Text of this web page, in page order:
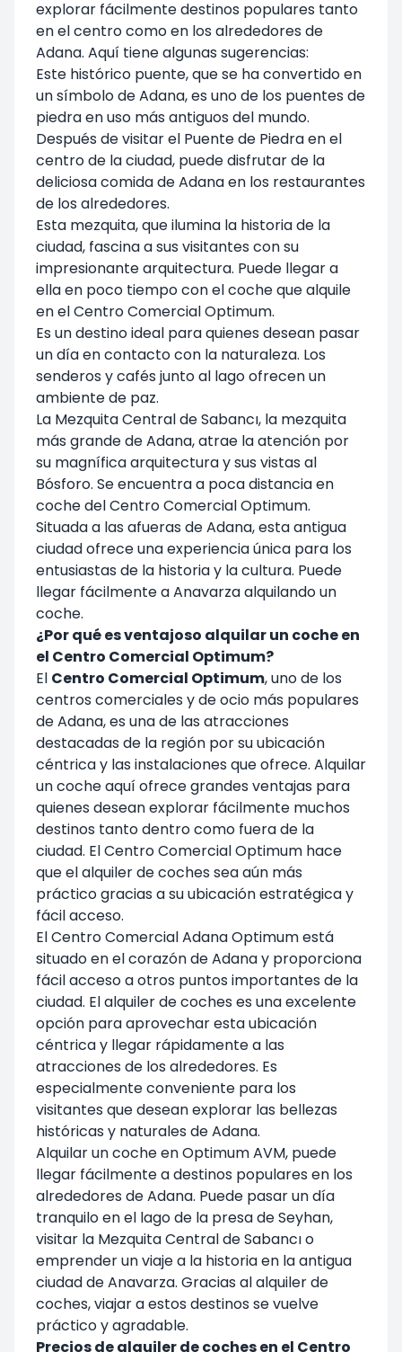
explorar fácilmente destinos populares tanto
en el centro como en los alrededores de
Adana. Aquí tiene algunas sugerencias:
Este histórico puente, que se ha convertido en
un símbolo de Adana, es uno de los puentes de
piedra en uso más antiguos del mundo.
Después de visitar el Puente de Piedra en el
centro de la ciudad, puede disfrutar de la
deliciosa comida de Adana en los restaurantes
de los alrededores.
Esta mezquita, que ilumina la historia de la
ciudad, fascina a sus visitantes con su
impresionante arquitectura. Puede llegar a
ella en poco tiempo con el coche que alquile
en el Centro Comercial Optimum.
Es un destino ideal para quienes desean pasar
un día en contacto con la naturaleza. Los
senderos y cafés junto al lago ofrecen un
ambiente de paz.
La Mezquita Central de Sabancı, la mezquita
más grande de Adana, atrae la atención por
su magnífica arquitectura y sus vistas al
Bósforo. Se encuentra a poca distancia en
coche del Centro Comercial Optimum.
Situada a las afueras de Adana, esta antigua
ciudad ofrece una experiencia única para los
entusiastas de la historia y la cultura. Puede
llegar fácilmente a Anavarza alquilando un
coche.
¿Por qué es ventajoso alquilar un coche en
el Centro Comercial Optimum?
El Centro Comercial Optimum, uno de los
centros comerciales y de ocio más populares
de Adana, es una de las atracciones
destacadas de la región por su ubicación
céntrica y las instalaciones que ofrece. Alquilar
un coche aquí ofrece grandes ventajas para
quienes desean explorar fácilmente muchos
destinos tanto dentro como fuera de la
ciudad. El Centro Comercial Optimum hace
que el alquiler de coches sea aún más
práctico gracias a su ubicación estratégica y
fácil acceso.
El Centro Comercial Adana Optimum está
situado en el corazón de Adana y proporciona
fácil acceso a otros puntos importantes de la
ciudad. El alquiler de coches es una excelente
opción para aprovechar esta ubicación
céntrica y llegar rápidamente a las
atracciones de los alrededores. Es
especialmente conveniente para los
visitantes que desean explorar las bellezas
históricas y naturales de Adana.
Alquilar un coche en Optimum AVM, puede
llegar fácilmente a destinos populares en los
alrededores de Adana. Puede pasar un día
tranquilo en el lago de la presa de Seyhan,
visitar la Mezquita Central de Sabancı o
emprender un viaje a la historia en la antigua
ciudad de Anavarza. Gracias al alquiler de
coches, viajar a estos destinos se vuelve
práctico y agradable.
Precios de alquiler de coches en el Centro